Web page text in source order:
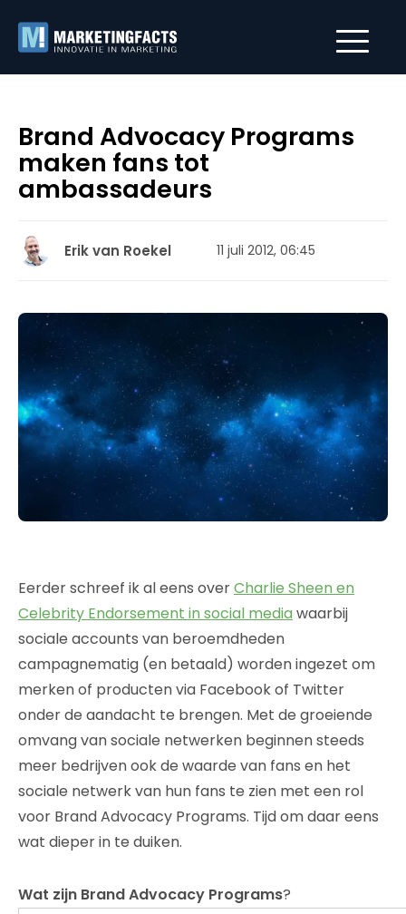
Brand Advocacy Programs
maken fans tot
ambassadeurs
Erik van Roekel 11 juli 2012, 06:45
Eerder schreef ik al eens overCharlie Sheen en
Celebrity Endorsement in social media waarbij
sociale accounts van beroemdheden
campagnematig (en betaald) worden ingezet om
merken of producten via Facebook of Twitter
onder de aandacht te brengen. Met de groeiende
omvang van sociale netwerken beginnen steeds
meer bedrijven ook de waarde van fans en het
sociale netwerk van hun fans te zien met een rol
voor Brand Advocacy Programs. Tijd om daar eens
wat dieper in te duiken.
Wat zijn Brand Advocacy Programs?